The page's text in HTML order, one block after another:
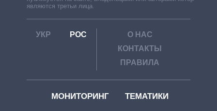
являются третьи лица.
УКР РОС
О НАС
КОНТАКТЫ
ПРАВИЛА
МОНИТОРИНГ ТЕМАТИКИ